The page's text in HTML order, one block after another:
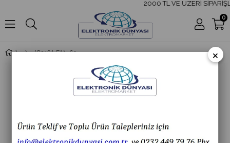
2000 TL VE ÜZERİ
0
IC216A FAN 60X60X25 24V DC ×